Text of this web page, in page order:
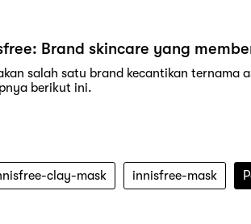
Brand skincare yang
salah satu brand kecantikan
berikut ini.
clay-mask innisfree-mask